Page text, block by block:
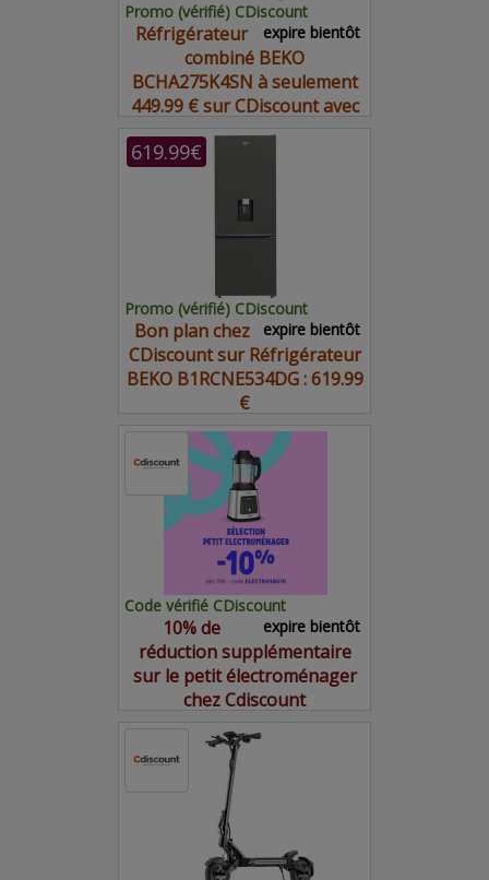
Promo (vérifié) CDiscount
expire bientôt
Réfrigérateur
combiné BEKO
BCHA275K4SN à seulement
449.99 € sur CDiscount avec
ce bon plan
619.99€
Promo (vérifié) CDiscount
expire bientôt
Bon plan chez
CDiscount sur Réfrigérateur
BEKO B1RCNE534DG : 619.99
€
Code vérifié CDiscount
expire bientôt
10% de
réduction supplémentaire
sur le petit électroménager
chez Cdiscount